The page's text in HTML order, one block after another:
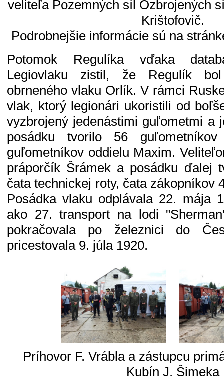
veliteľa Pozemných síl Ozbrojených
Krištofovič.
Podrobnejšie informácie sú na
Potomok Regulíka vďaka
Legiovlaku zistil, že Regulík
obrneného vlaku Orlík. V rámci
vlak, ktorý legionári ukoristili od
vyzbrojený jedenástimi guľometmi a
posádku tvorilo 56
guľometníkov oddielu Maxim.
práporčík Šrámek a posádku ďalej
čata technickej roty, čata zákopníkov
Posádka vlaku odplávala 22. mája
ako 27. transport na lodi
pokračovala po železnici do
pricestovala 9. júla 1920.
Príhovor F. Vrábla a zástupcu
Kubín J. Šimeka